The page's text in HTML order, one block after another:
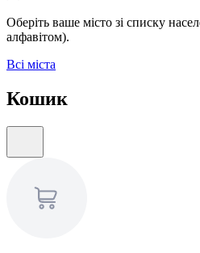
Оберіть ваше місто зі списку
алфавітом).
Всі міста
Кошик